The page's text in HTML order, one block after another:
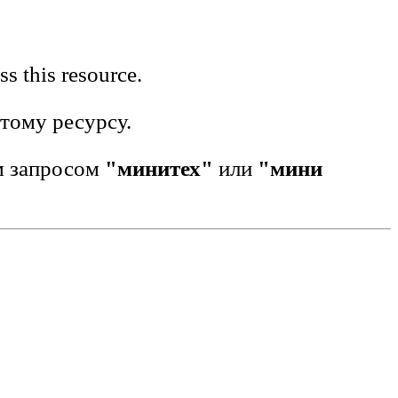
this resource.
ресурсу.
запросом "минитех" или "мини